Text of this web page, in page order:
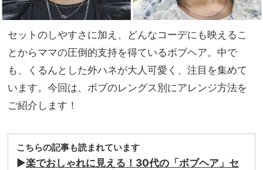
り！
セットのしやすさに加え、どんなコーデにも映えるこ
とからママの圧倒的支持を得ているボブヘア。中で
も、くるんとした外ハネが大人可愛く、注目を集めて
います。今回は、ボブのレングス別にアレンジ方法を
ご紹介します！
こちらの記事も読まれています
▶︎楽でおしゃれに見える！30代の「ボブヘア」セ